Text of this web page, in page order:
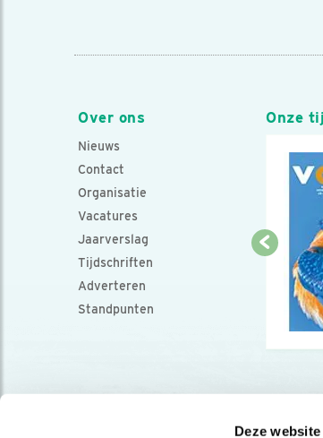
Deze
Over ons
Nieuws
Contact
Organisatie
Vacatures
Jaarverslag
Tijdschriften
Adverteren
Standpunten
Onze